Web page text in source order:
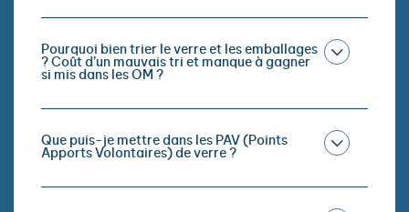
Pourquoi bien trier le verre et les emballages
? Coût d’un mauvais tri et manque à gagner
si mis dans les OM ?
Que puis-je mettre dans les PAV (Points
Apports Volontaires) de verre ?